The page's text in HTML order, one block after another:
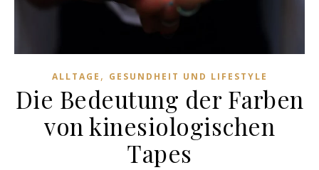
ALLTAGE , GESUNDHEIT UND LIFESTYLE
Die Bedeutung der Farben
von kinesiologischen
Tapes